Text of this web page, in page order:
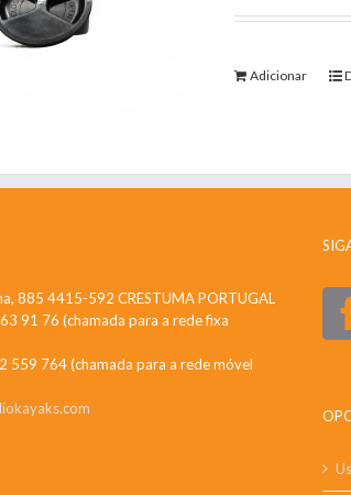
Adicionar
885 4415-592 CRESTUMA PORTUGAL
91 76 (chamada para a rede fixa
559 764 (chamada para a rede móvel